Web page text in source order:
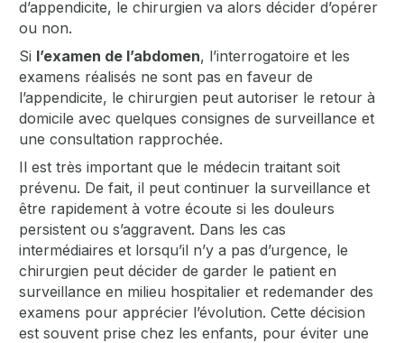
d’appendicite, le chirurgien va alors décider d’opérer
ou non.
Si l’examen de l’abdomen, l’interrogatoire et les
examens réalisés ne sont pas en faveur de
l’appendicite, le chirurgien peut autoriser le retour à
domicile avec quelques consignes de surveillance et
une consultation rapprochée.
Il est très important que le médecin traitant soit
prévenu. De fait, il peut continuer la surveillance et
être rapidement à votre écoute si les douleurs
persistent ou s’aggravent. Dans les cas
intermédiaires et lorsqu’il n’y a pas d’urgence, le
chirurgien peut décider de garder le patient en
surveillance en milieu hospitalier et redemander des
examens pour apprécier l’évolution. Cette décision
est souvent prise chez les enfants, pour éviter une